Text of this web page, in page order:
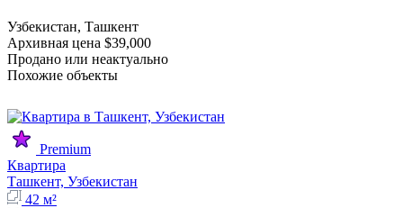
Узбекистан, Ташкент
Архивная цена $39,000
Продано или неактуально
Похожие объекты
Premium
Квартира
Ташкент, Узбекистан
42 м²